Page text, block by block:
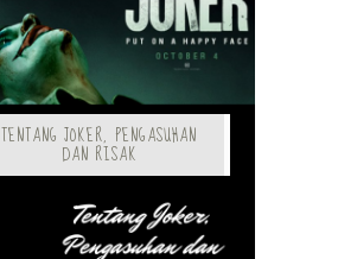
TENTANG JOKER, PENGASUHAN
DAN RISAK